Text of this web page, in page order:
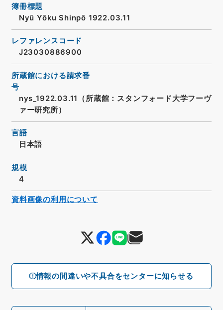
情報の間違いや不具合をセンターに知らせる
簿冊標題
Nyū Yōku Shinpō 1922.03.11
レファレンスコード
J23030886900
所蔵館における請求番
号
nys_1922.03.11（所蔵館：スタンフォード大学フーヴ
ァー研究所）
言語
日本語
規模
4
資料画像の利用について